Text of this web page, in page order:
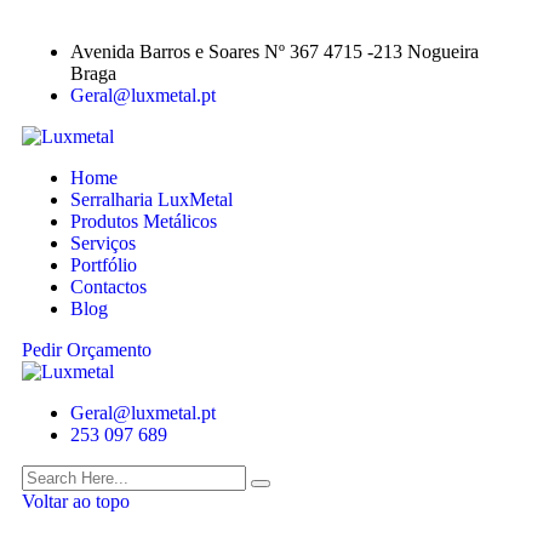
Avenida Barros e Soares Nº 367 4715 -213 Nogueira
Braga
Geral@luxmetal.pt
Home
Serralharia LuxMetal
Produtos Metálicos
Serviços
Portfólio
Contactos
Blog
Pedir Orçamento
Geral@luxmetal.pt
253 097 689
Voltar ao topo